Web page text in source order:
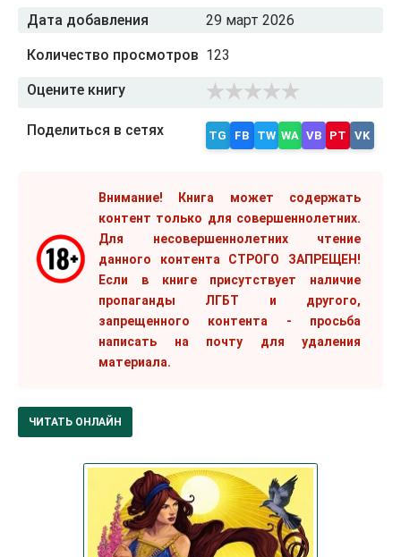
Дата добавления 29 март 2026
Количество просмотров 123
Оцените книгу
Поделиться в сетях TG FB TW WA VB PT VK
Внимание! Книга может содержать
контент только для совершеннолетних.
Для несовершеннолетних чтение
данного контента СТРОГО ЗАПРЕЩЕН!
Если в книге присутствует наличие
пропаганды ЛГБТ и другого,
запрещенного контента - просьба
написать на почту для удаления
материала.
ЧИТАТЬ ОНЛАЙН